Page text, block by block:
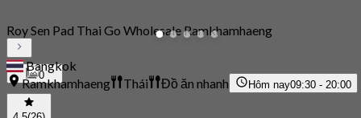
0
Roy Sen Pad Thai Go Wholesale Ramkhamhaeng
Bangkok
Ramkhamhaeng
Thái Đồ ăn nhanh Hôm nay09:30 - 20:00